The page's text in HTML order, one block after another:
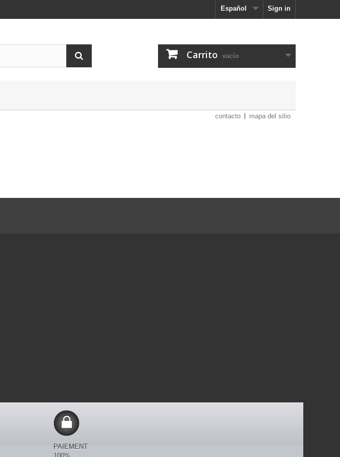
Sign in
Español
Carrito vacío
contacto mapa del sitio
PAIEMENT